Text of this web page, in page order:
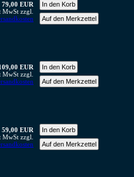
79,00 EUR
MwSt zzgl.
EUR
MwSt zzgl.
59,00 EUR
MwSt zzgl.